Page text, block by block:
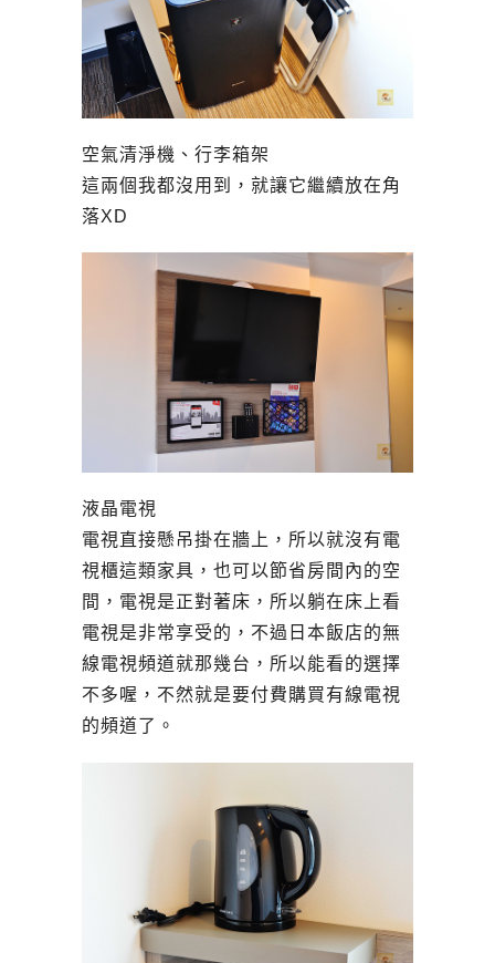
空氣清淨機、行李箱架
這兩個我都沒用到，就讓它繼續放在角
落XD
液晶電視
電視直接懸吊掛在牆上，所以就沒有電
視櫃這類家具，也可以節省房間內的空
間，電視是正對著床，所以躺在床上看
電視是非常享受的，不過日本飯店的無
線電視頻道就那幾台，所以能看的選擇
不多喔，不然就是要付費購買有線電視
的頻道了。